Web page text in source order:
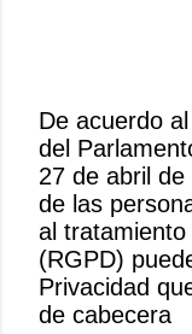
P
u
b
l
i
c
a
De acuerdo
del
27 de abril
de las
al
(RGPD)
Privacidad
de cabecera